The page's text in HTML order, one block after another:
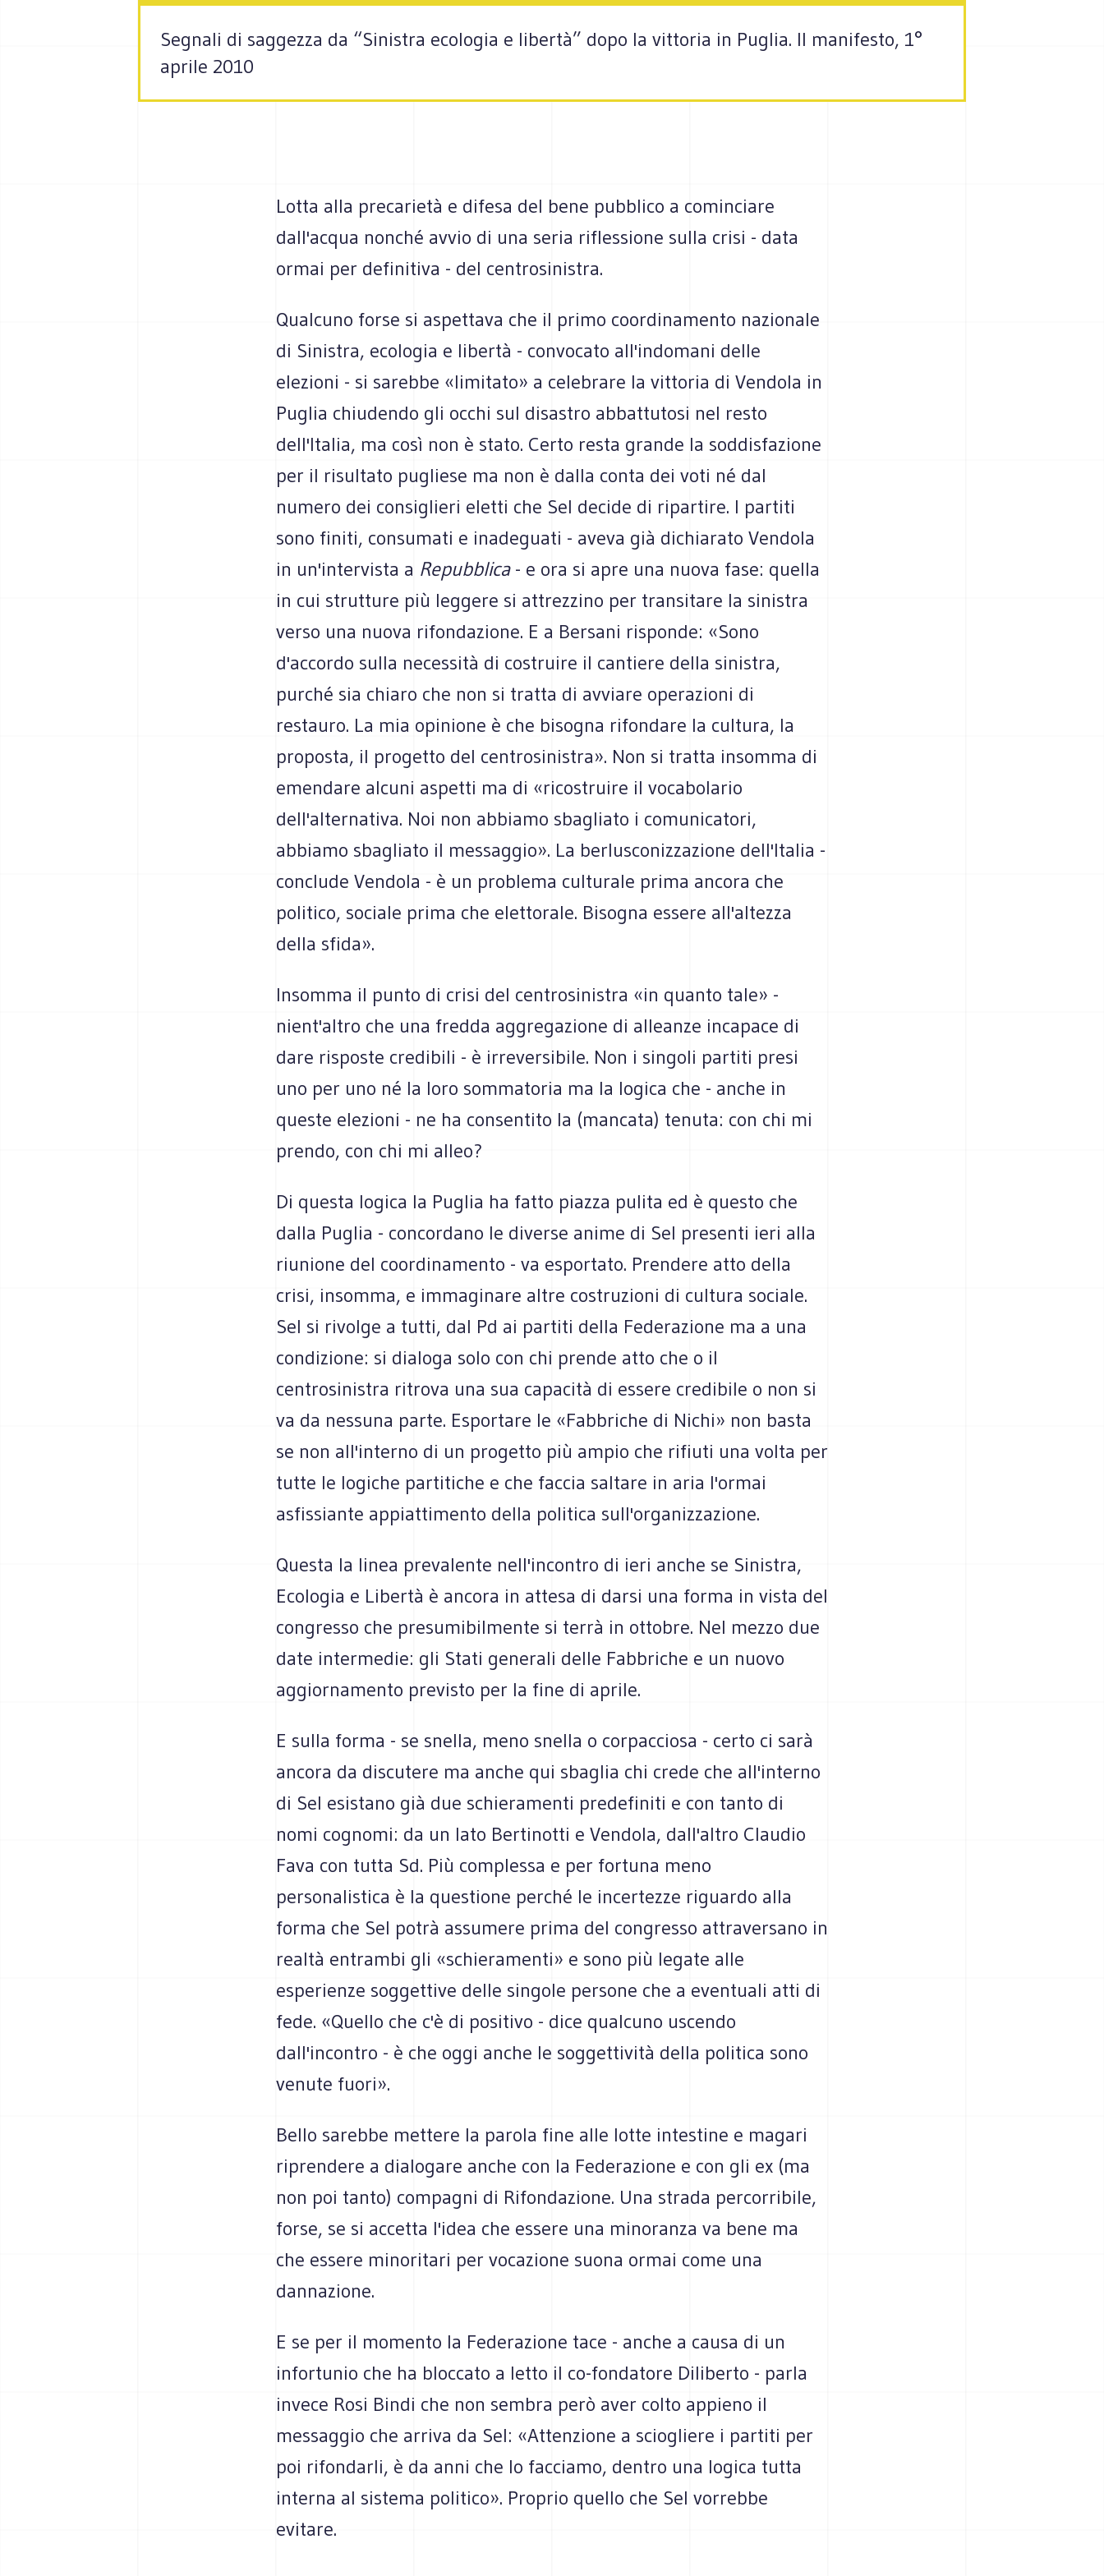
Segnali di saggezza da “Sinistra ecologia e libertà” dopo la vittoria in Puglia. Il manifesto, 1°
aprile 2010
Lotta alla precarietà e difesa del bene pubblico a cominciare
dall'acqua nonché avvio di una seria riflessione sulla crisi - data
ormai per definitiva - del centrosinistra.
Qualcuno forse si aspettava che il primo coordinamento nazionale
di Sinistra, ecologia e libertà - convocato all'indomani delle
elezioni - si sarebbe «limitato» a celebrare la vittoria di Vendola in
Puglia chiudendo gli occhi sul disastro abbattutosi nel resto
dell'Italia, ma così non è stato. Certo resta grande la soddisfazione
per il risultato pugliese ma non è dalla conta dei voti né dal
numero dei consiglieri eletti che Sel decide di ripartire. I partiti
sono finiti, consumati e inadeguati - aveva già dichiarato Vendola
in un'intervista a Repubblica- e ora si apre una nuova fase: quella
in cui strutture più leggere si attrezzino per transitare la sinistra
verso una nuova rifondazione. E a Bersani risponde: «Sono
d'accordo sulla necessità di costruire il cantiere della sinistra,
purché sia chiaro che non si tratta di avviare operazioni di
restauro. La mia opinione è che bisogna rifondare la cultura, la
proposta, il progetto del centrosinistra». Non si tratta insomma di
emendare alcuni aspetti ma di «ricostruire il vocabolario
dell'alternativa. Noi non abbiamo sbagliato i comunicatori,
abbiamo sbagliato il messaggio». La berlusconizzazione dell'Italia -
conclude Vendola - è un problema culturale prima ancora che
politico, sociale prima che elettorale. Bisogna essere all'altezza
della sfida».
Insomma il punto di crisi del centrosinistra «in quanto tale» -
nient'altro che una fredda aggregazione di alleanze incapace di
dare risposte credibili - è irreversibile. Non i singoli partiti presi
uno per uno né la loro sommatoria ma la logica che - anche in
queste elezioni - ne ha consentito la (mancata) tenuta: con chi mi
prendo, con chi mi alleo?
Di questa logica la Puglia ha fatto piazza pulita ed è questo che
dalla Puglia - concordano le diverse anime di Sel presenti ieri alla
riunione del coordinamento - va esportato. Prendere atto della
crisi, insomma, e immaginare altre costruzioni di cultura sociale.
Sel si rivolge a tutti, dal Pd ai partiti della Federazione ma a una
condizione: si dialoga solo con chi prende atto che o il
centrosinistra ritrova una sua capacità di essere credibile o non si
va da nessuna parte. Esportare le «Fabbriche di Nichi» non basta
se non all'interno di un progetto più ampio che rifiuti una volta per
tutte le logiche partitiche e che faccia saltare in aria l'ormai
asfissiante appiattimento della politica sull'organizzazione.
Questa la linea prevalente nell'incontro di ieri anche se Sinistra,
Ecologia e Libertà è ancora in attesa di darsi una forma in vista del
congresso che presumibilmente si terrà in ottobre. Nel mezzo due
date intermedie: gli Stati generali delle Fabbriche e un nuovo
aggiornamento previsto per la fine di aprile.
E sulla forma - se snella, meno snella o corpacciosa - certo ci sarà
ancora da discutere ma anche qui sbaglia chi crede che all'interno
di Sel esistano già due schieramenti predefiniti e con tanto di
nomi cognomi: da un lato Bertinotti e Vendola, dall'altro Claudio
Fava con tutta Sd. Più complessa e per fortuna meno
personalistica è la questione perché le incertezze riguardo alla
forma che Sel potrà assumere prima del congresso attraversano in
realtà entrambi gli «schieramenti» e sono più legate alle
esperienze soggettive delle singole persone che a eventuali atti di
fede. «Quello che c'è di positivo - dice qualcuno uscendo
dall'incontro - è che oggi anche le soggettività della politica sono
venute fuori».
Bello sarebbe mettere la parola fine alle lotte intestine e magari
riprendere a dialogare anche con la Federazione e con gli ex (ma
non poi tanto) compagni di Rifondazione. Una strada percorribile,
forse, se si accetta l'idea che essere una minoranza va bene ma
che essere minoritari per vocazione suona ormai come una
dannazione.
E se per il momento la Federazione tace - anche a causa di un
infortunio che ha bloccato a letto il co-fondatore Diliberto - parla
invece Rosi Bindi che non sembra però aver colto appieno il
messaggio che arriva da Sel: «Attenzione a sciogliere i partiti per
poi rifondarli, è da anni che lo facciamo, dentro una logica tutta
interna al sistema politico». Proprio quello che Sel vorrebbe
evitare.